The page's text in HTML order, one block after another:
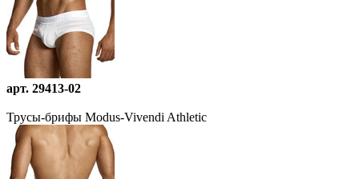
арт. 29413-02
Трусы-брифы Modus-Vivendi Athletic